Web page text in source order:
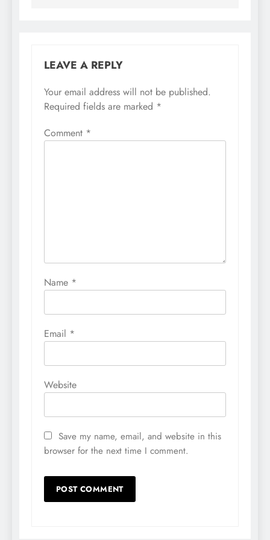
LEAVE A REPLY
Your email address will not be published.
Required fields are marked *
Comment *
Name *
Email *
Website
Save my name, email, and website in this
browser for the next time I comment.